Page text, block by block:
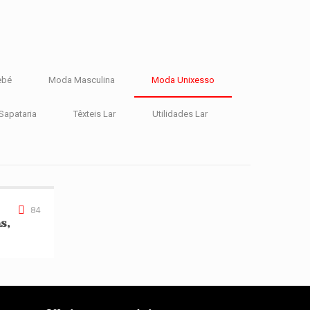
Moda Masculina Moda Unixesso
Têxteis Lar Utilidades Lar
Lda
84